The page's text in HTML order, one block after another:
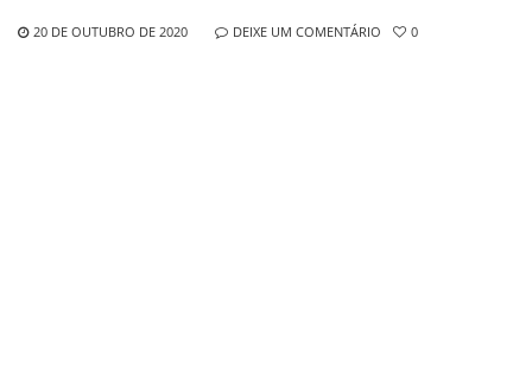
20 DE OUTUBRO DE 2020 DEIXE UM COMENTÁRIO 0